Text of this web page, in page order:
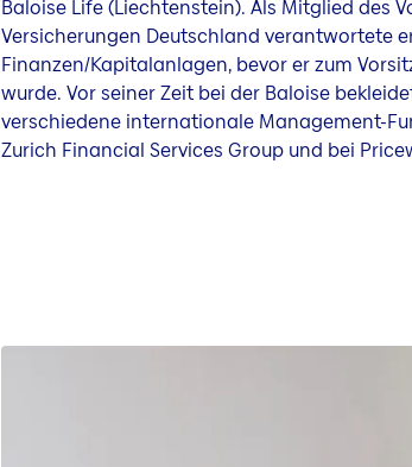
Baloise Life (Liechtenstein). Als Mitglied des
Versicherungen Deutschland verantwortete
Finanzen/Kapitalanlagen, bevor er zum
wurde. Vor seiner Zeit bei der Baloise
verschiedene internationale Management-
Zurich Financial Services Group und bei